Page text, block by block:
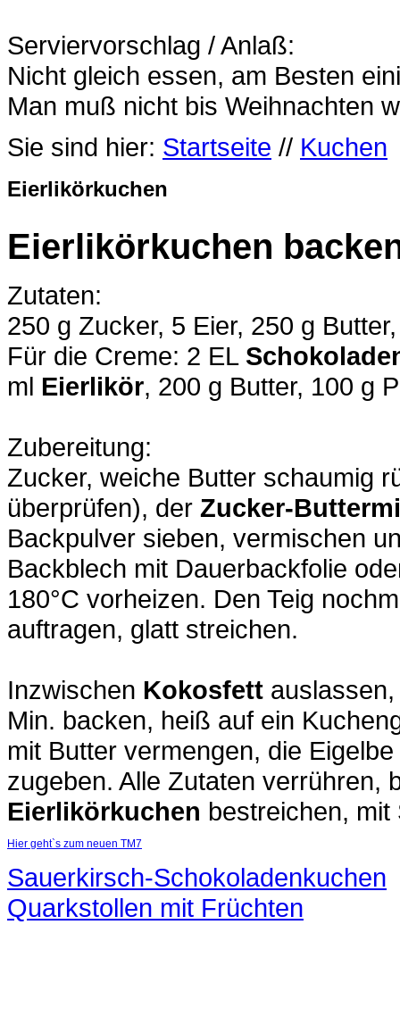
Serviervorschlag / Anlaß:
Nicht gleich essen, am Besten
Man muß nicht bis Weihnachten
Sie sind hier: Startseite // Kuchen
Eierlikörkuchen
Eierlikörkuchen
Zutaten:
250 g Zucker, 5 Eier, 250 g
Für die Creme: 2 EL
ml Eierlikör, 200 g Butter, 100 g
Zubereitung:
Zucker, weiche Butter schaumig
überprüfen), der Zucker-
Backpulver sieben, vermischen
Backblech mit Dauerbackfolie
180°C vorheizen. Den Teig
auftragen, glatt streichen.
Inzwischen Kokosfett
Min. backen, heiß auf ein
mit Butter vermengen, die
zugeben. Alle Zutaten verrühren,
Eierlikörkuchen bestreichen,
Hier geht`s zum neuen TM7
Sauerkirsch-Schokoladenkuchen
Quarkstollen mit Früchten